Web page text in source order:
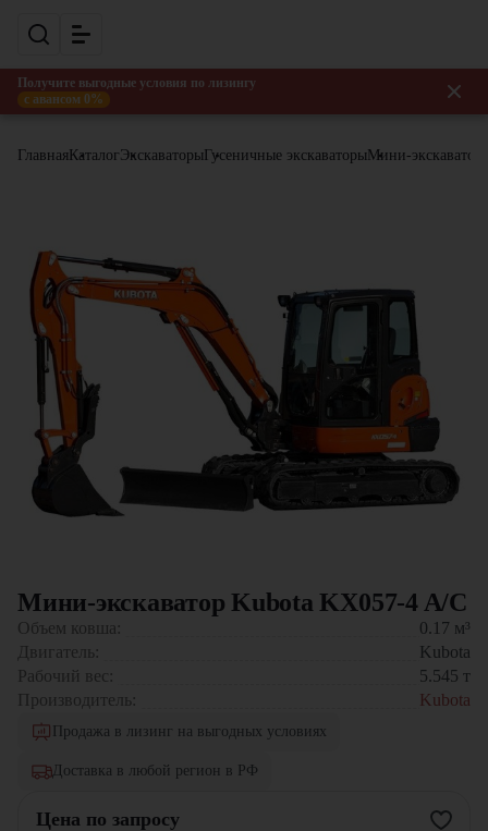
Получите выгодные условия по лизингу
с авансом 0%
Главная КаталогЭкскаваторы Гусеничные экскаваторыМини-
Мини-экскаватор Kubota KX057-4 A/C
Объем ковша: 0.17 м³
Двигатель:
Kubota
Рабочий вес:
5.545 т
Производитель:
Kubota
Продажа в лизинг на выгодных условиях
Доставка в любой регион в РФ
Цена по запросу